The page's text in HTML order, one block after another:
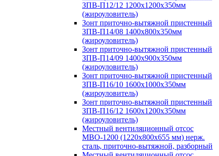
ЗПВ-П12/12 1200х1200х350мм
(жироуловитель)
Зонт приточно-вытяжной пристенный
ЗПВ-П14/08 1400х800х350мм
(жироуловитель)
Зонт приточно-вытяжной пристенный
ЗПВ-П14/09 1400х900х350мм
(жироуловитель)
Зонт приточно-вытяжной пристенный
ЗПВ-П16/10 1600х1000х350мм
(жироуловитель)
Зонт приточно-вытяжной пристенный
ЗПВ-П16/12 1600х1200х350мм
(жироуловитель)
Местный вентиляционный отсос
МВО-1200 (1220х800х655 мм) нерж.
сталь, приточно-вытяжной, разборный